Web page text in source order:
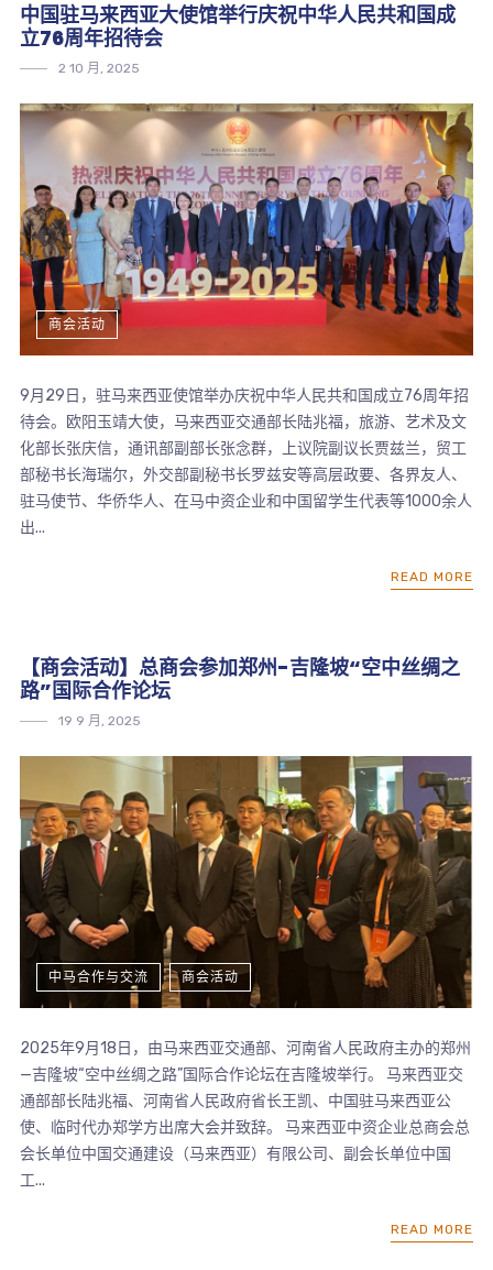
中国驻马来西亚大使馆举行庆祝中华人民共和国成
立76周年招待会
2 10 月, 2025
商会活动
9月29日，驻马来西亚使馆举办庆祝中华人民共和国成立76周年招
待会。欧阳玉靖大使，马来西亚交通部长陆兆福，旅游、艺术及文
化部长张庆信，通讯部副部长张念群，上议院副议长贾兹兰，贸工
部秘书长海瑞尔，外交部副秘书长罗兹安等高层政要、各界友人、
驻马使节、华侨华人、在马中资企业和中国留学生代表等1000余人
出...
READ MORE
【商会活动】总商会参加郑州-吉隆坡“空中丝绸之
路”国际合作论坛
19 9 月, 2025
中马合作与交流 商会活动
2025年9月18日，由马来西亚交通部、河南省人民政府主办的郑州
—吉隆坡“空中丝绸之路”国际合作论坛在吉隆坡举行。 马来西亚交
通部部长陆兆福、河南省人民政府省长王凯、中国驻马来西亚公
使、临时代办郑学方出席大会并致辞。 马来西亚中资企业总商会总
会长单位中国交通建设（马来西亚）有限公司、副会长单位中国
工...
READ MORE